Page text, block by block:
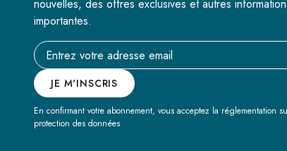
nouvelles, des offres exclusives et autres
importantes.
Email address
JE M'INSCRIS
En confirmant votre abonnement, vous acceptez la réglementation
protection des données